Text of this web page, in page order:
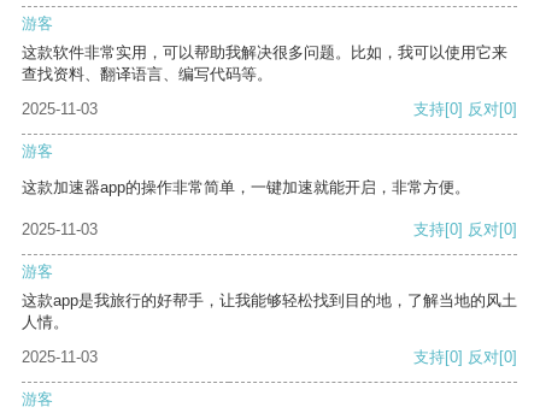
游客
这款软件非常实用，可以帮助我解决很多问题。比如，我可以使用它来
查找资料、翻译语言、编写代码等。
2025-11-03
支持[0] 反对[0]
游客
这款加速器app的操作非常简单，一键加速就能开启，非常方便。
2025-11-03 支持[0] 反对[0]
游客
这款app是我旅行的好帮手，让我能够轻松找到目的地，了解当地的风土
人情。
2025-11-03
支持[0] 反对[0]
游客